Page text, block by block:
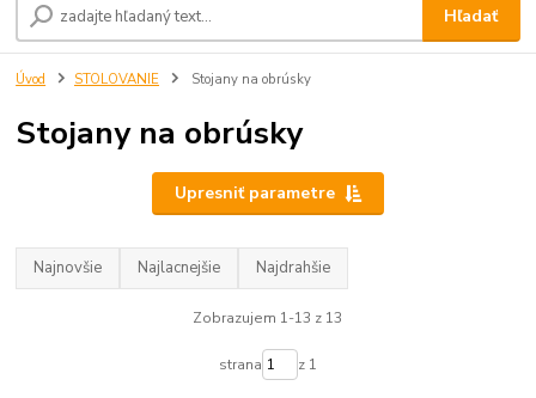
Hľadať
Úvod STOLOVANIE Stojany na obrúsky
Stojany na obrúsky
Upresniť parametre
Najnovšie Najlacnejšie Najdrahšie
Zobrazujem 1-13 z 13
strana z 1